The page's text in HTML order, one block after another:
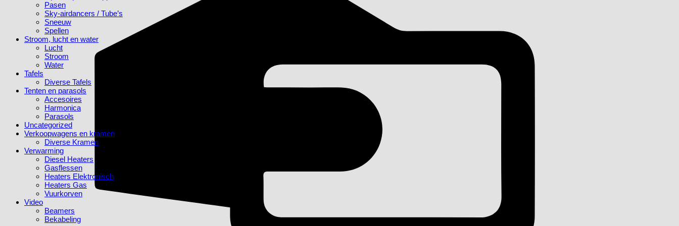
Pasen
Sky-airdancers / Tube’s
Sneeuw
Spellen
Stroom, lucht en water
Lucht
Stroom
Water
Tafels
Diverse Tafels
Tenten en parasols
Accesoires
Harmonica
Parasols
Uncategorized
Verkoopwagens en kramen
Diverse Kramen
Verwarming
Diesel Heaters
Gasflessen
Heaters Elektronisch
Heaters Gas
Vuurkorven
Video
Beamers
Bekabeling